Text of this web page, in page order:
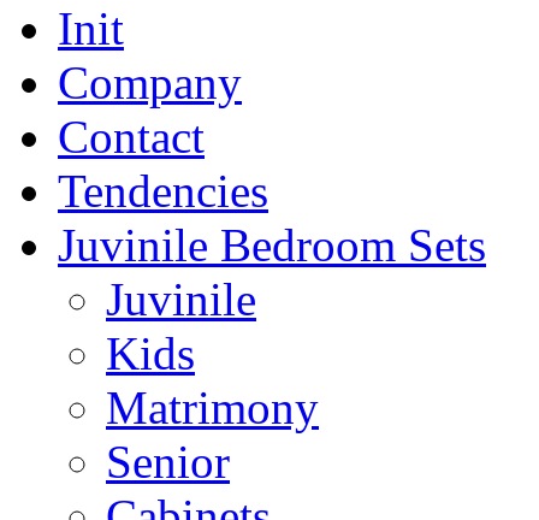
Init
Company
Contact
Tendencies
Juvinile Bedroom Sets
Juvinile
Kids
Matrimony
Senior